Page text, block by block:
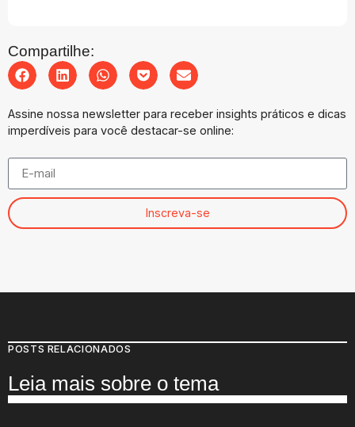
Compartilhe:
Assine nossa newsletter para receber insights práticos e dicas
imperdíveis para você destacar-se online:
Inscreva-se
POSTS RELACIONADOS
Leia mais sobre o tema